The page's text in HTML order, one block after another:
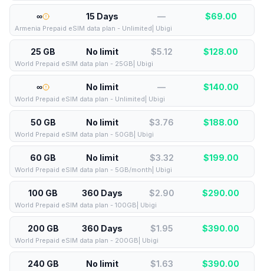
∞ 15 Days — $69.00
Armenia Prepaid eSIM data plan - Unlimited| Ubigi
25 GB No limit $5.12 $128.00
World Prepaid eSIM data plan - 25GB| Ubigi
∞ No limit — $140.00
World Prepaid eSIM data plan - Unlimited| Ubigi
50 GB No limit $3.76 $188.00
World Prepaid eSIM data plan - 50GB| Ubigi
60 GB No limit $3.32 $199.00
World Prepaid eSIM data plan - 5GB/month| Ubigi
100 GB 360 Days $2.90 $290.00
World Prepaid eSIM data plan - 100GB| Ubigi
200 GB 360 Days $1.95 $390.00
World Prepaid eSIM data plan - 200GB| Ubigi
240 GB No limit $1.63 $390.00